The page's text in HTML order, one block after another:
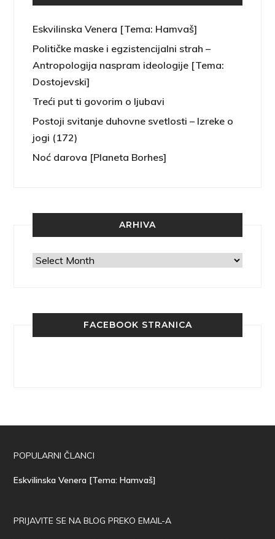
Eskvilinska Venera [Tema: Hamvaš]
Političke maske i egzistencijalni strah –
Antropologija naspram ideologije [Tema:
Dostojevski]
Treći put ti govorim o ljubavi
Postoji svitanje duhovne svetlosti – Izreke o
jogi (172)
Noć darova [Planeta Borhes]
ARHIVA
Arhiva
FACEBOOK STRANICA
POPULARNI ČLANCI
Eskvilinska Venera [Tema: Hamvaš]
PRIJAVITE SE NA BLOG PREKO EMAIL-A